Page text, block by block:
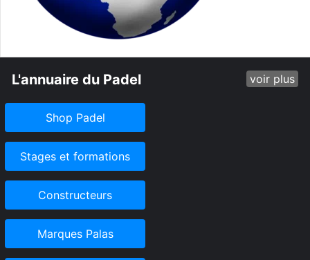
L'annuaire du Padel voir plus
Shop Padel
Stages et formations
Constructeurs
Marques Palas